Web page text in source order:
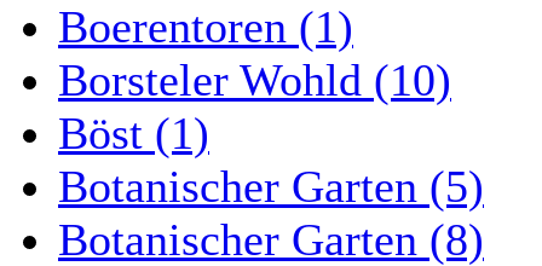
Boerentoren (1)
Borsteler Wohld (10)
Böst (1)
Botanischer Garten (5)
Botanischer Garten (8)